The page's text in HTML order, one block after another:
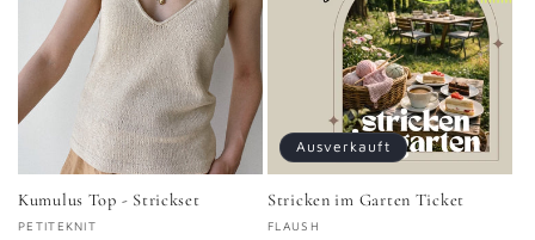
Kumulus Top - Strickset
Anbieter:
PETITEKNIT
Ausverkauft
Stricken im Garten Ticket
Anbieter:
FLAUSH